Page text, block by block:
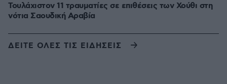
Τουλάχιστον 11 τραυματίες σε επιθέσεις των Χούθι στη
νότια Σαουδική Αραβία
ΔΕΙΤΕ ΟΛΕΣ ΤΙΣ ΕΙΔΗΣΕΙΣ